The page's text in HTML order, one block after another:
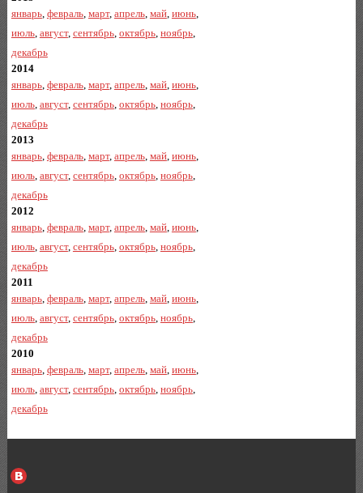
январь, февраль, март, апрель, май, июнь,
июль, август, сентябрь, октябрь, ноябрь,
декабрь
2014
январь, февраль, март, апрель, май, июнь,
июль, август, сентябрь, октябрь, ноябрь,
декабрь
2013
январь, февраль, март, апрель, май, июнь,
июль, август, сентябрь, октябрь, ноябрь,
декабрь
2012
январь, февраль, март, апрель, май, июнь,
июль, август, сентябрь, октябрь, ноябрь,
декабрь
2011
январь, февраль, март, апрель, май, июнь,
июль, август, сентябрь, октябрь, ноябрь,
декабрь
2010
январь, февраль, март, апрель, май, июнь,
июль, август, сентябрь, октябрь, ноябрь,
декабрь